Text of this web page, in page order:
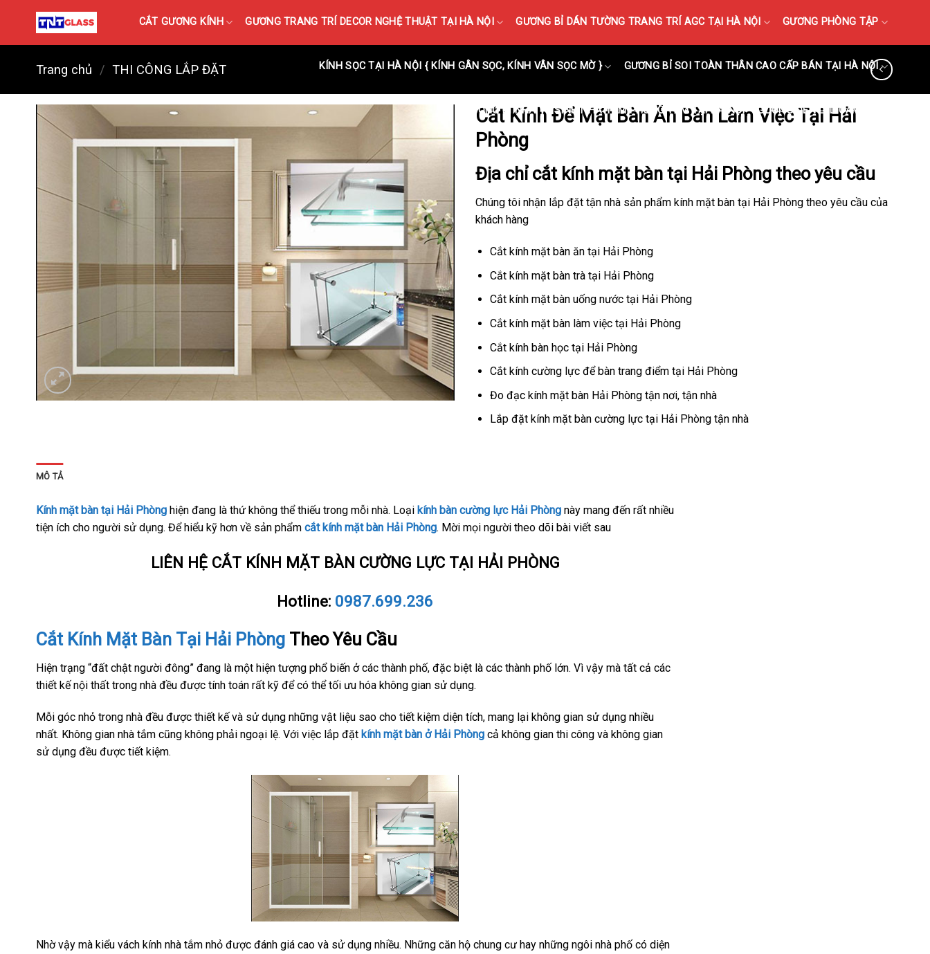
content
CẮT GƯƠNG KÍNH GƯƠNG TRANG TRÍ DECOR NGHỆ THUẬT TẠI HÀ NỘI GƯƠNG BỈ DÁN TƯỜNG TRANG TRÍ AGC TẠI HÀ NỘI GƯƠNG PHÒNG TẬP
KÍNH SỌC TẠI HÀ NỘI { KÍNH GÂN SỌC, KÍNH VÂN SỌC MỜ } GƯƠNG BỈ SOI TOÀN THÂN CAO CẤP BÁN TẠI HÀ NỘI
GƯƠNG BỈ NHÀ VỆ SINH NHÀ TẮM PHÒNG TẮM TẠI HÀ NỘI GƯƠNG ĐÈN LED CẢM ỨNG
Trang chủ / THI CÔNG LẮP ĐẶT
Cắt Kính Để Mặt Bàn Ăn Bàn Làm Việc Tại Hải
Phòng
Địa chỉ cắt kính mặt bàn tại Hải Phòng theo yêu cầu
Chúng tôi nhận lắp đặt tận nhà sản phẩm kính mặt bàn tại Hải Phòng theo yêu cầu của
khách hàng
Cắt kính mặt bàn ăn tại Hải Phòng
Cắt kính mặt bàn trà tại Hải Phòng
Cắt kính mặt bàn uống nước tại Hải Phòng
Cắt kính mặt bàn làm việc tại Hải Phòng
Cắt kính bàn học tại Hải Phòng
Cắt kính cường lực để bàn trang điểm tại Hải Phòng
Đo đạc kính mặt bàn Hải Phòng tận nơi, tận nhà
Lắp đặt kính mặt bàn cường lực tại Hải Phòng tận nhà
MÔ TẢ
Kính mặt bàn tại Hải Phòng hiện đang là thứ không thể thiếu trong mỗi nhà. Loại kính bàn cường lực Hải Phòng này mang đến rất nhiều
tiện ích cho người sử dụng. Để hiểu kỹ hơn về sản phẩm cắt kính mặt bàn Hải Phòng. Mời mọi người theo dõi bài viết sau
LIÊN HỆ CẮT KÍNH MẶT BÀN CƯỜNG LỰC TẠI HẢI PHÒNG
Hotline: 0987.699.236
Cắt Kính Mặt Bàn Tại Hải Phòng Theo Yêu Cầu
Hiện trạng “đất chật người đông” đang là một hiện tượng phổ biến ở các thành phố, đặc biệt là các thành phố lớn. Vì vậy mà tất cả các
thiết kế nội thất trong nhà đều được tính toán rất kỹ để có thể tối ưu hóa không gian sử dụng.
Mỗi góc nhỏ trong nhà đều được thiết kế và sử dụng những vật liệu sao cho tiết kiệm diện tích, mang lại không gian sử dụng nhiều
nhất. Không gian nhà tắm cũng không phải ngoại lệ. Với việc lắp đặt kính mặt bàn ở Hải Phòng cả không gian thi công và không gian
sử dụng đều được tiết kiệm.
Nhờ vậy mà kiểu vách kính nhà tắm nhỏ được đánh giá cao và sử dụng nhiều. Những căn hộ chung cư hay những ngôi nhà phố có diện